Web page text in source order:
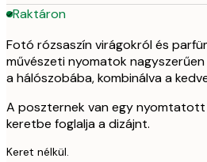
Raktáron
Fotó rózsaszín virágokról és
művészeti nyomatok
a hálószobába, kombinálva a
A poszternek van egy nyomtatott
keretbe foglalja a dizájnt.
Keret nélkül.